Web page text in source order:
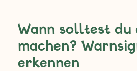
Wann solltest du
machen?
erkennen